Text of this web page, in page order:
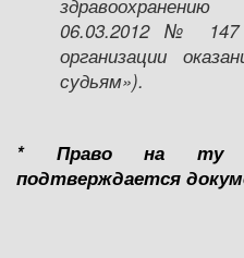
06.03.2012 № 147
организации
судьям»).
* Право на ту
подтверждается